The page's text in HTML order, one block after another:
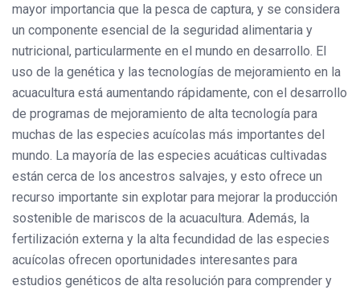
mayor importancia que la pesca de captura, y se considera
un componente esencial de la seguridad alimentaria y
nutricional, particularmente en el mundo en desarrollo. El
uso de la genética y las tecnologías de mejoramiento en la
acuacultura está aumentando rápidamente, con el desarrollo
de programas de mejoramiento de alta tecnología para
muchas de las especies acuícolas más importantes del
mundo. La mayoría de las especies acuáticas cultivadas
están cerca de los ancestros salvajes, y esto ofrece un
recurso importante sin explotar para mejorar la producción
sostenible de mariscos de la acuacultura. Además, la
fertilización externa y la alta fecundidad de las especies
acuícolas ofrecen oportunidades interesantes para
estudios genéticos de alta resolución para comprender y